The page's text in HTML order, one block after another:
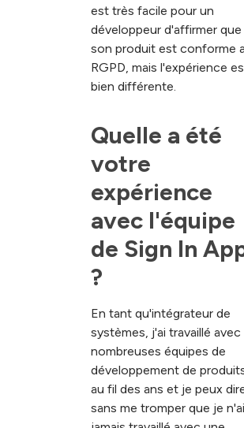
est très facile pour un
développeur d'affirmer que
son produit est conforme
RGPD, mais l'expérience
bien différente.
Quelle a été
votre
expérience
avec l'équipe
de Sign In
?
En tant qu'intégrateur de
systèmes, j'ai travaillé avec
nombreuses équipes de
développement de
au fil des ans et je peux
sans me tromper que je n'ai